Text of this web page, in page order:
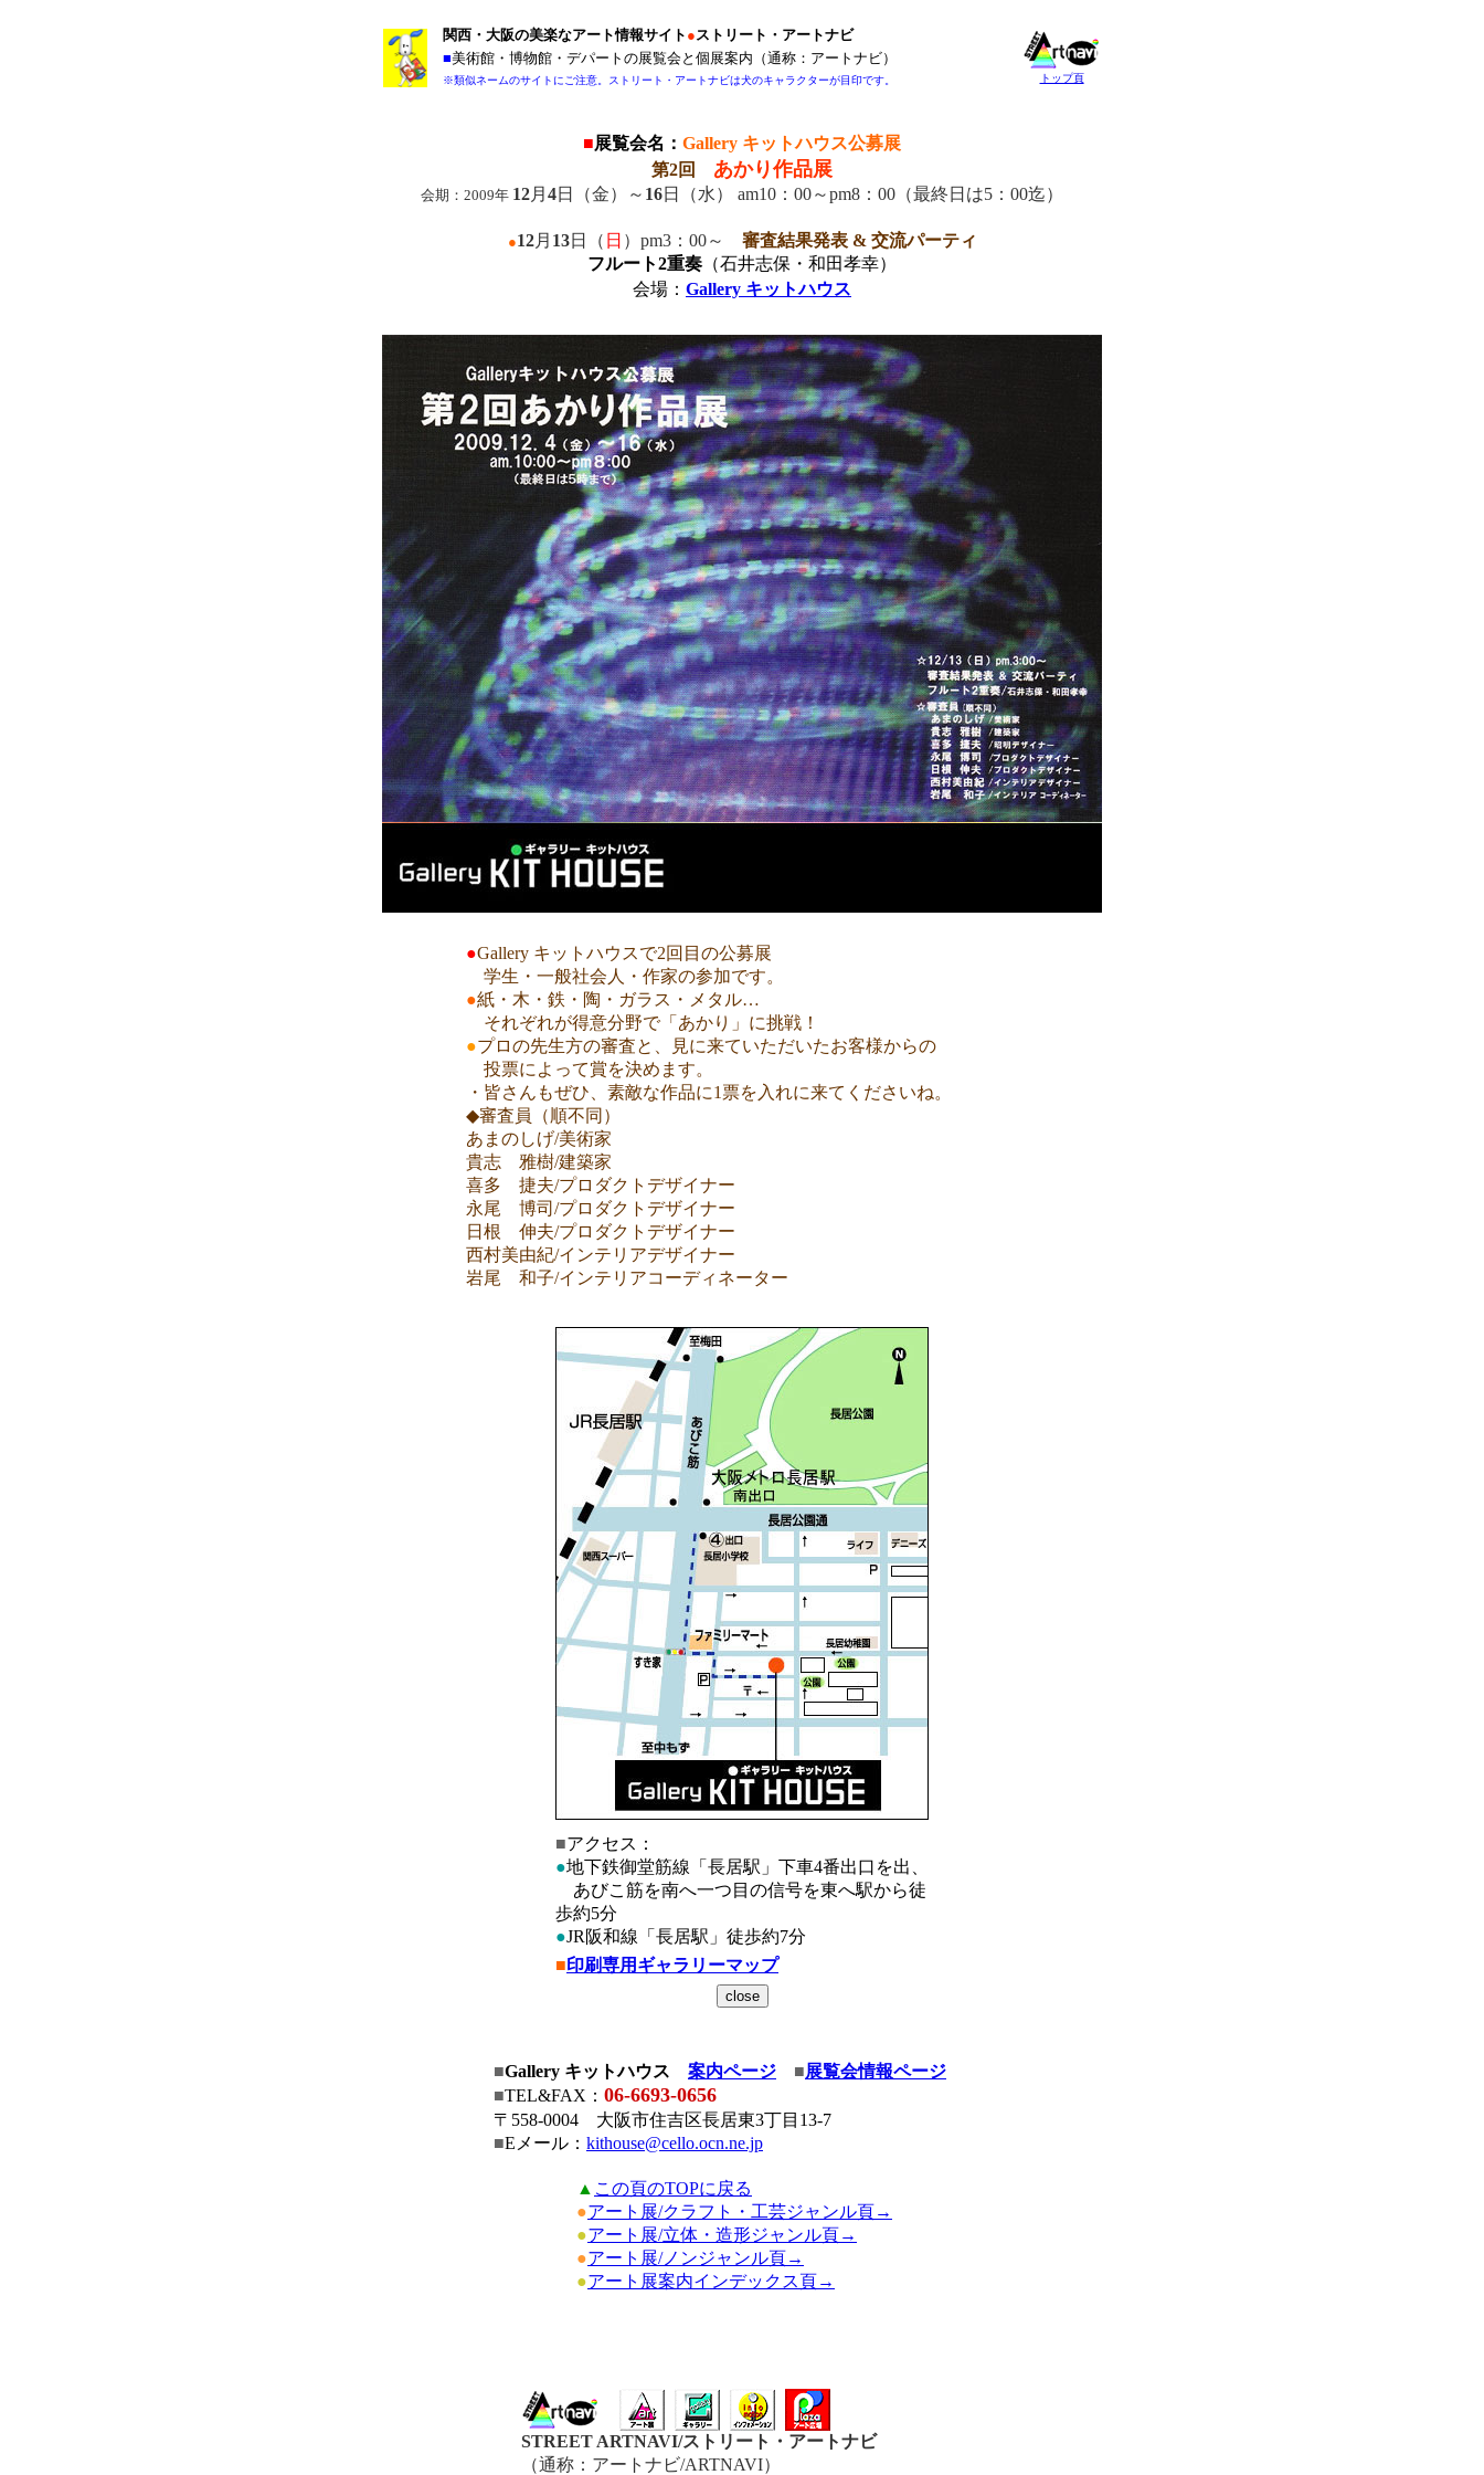
関西・大阪の美楽なアート情報サイト ●ストリート・アートナビ
■美術館・博物館・デパートの展覧会と個展案内（通称：アートナビ）
※類似ネームのサイトにご注意。ストリート・アートナビは犬のキャラクターが目印です。 トップ頁
■展覧会名： Gallery キットハウス公募展
第2回
あかり作品展
会期：2009年 12月 4日（金）～ 16日（水） am10：00～pm8：00（最終日は5：00迄）
●12月 13日（ 日 ）pm3：00～ 審査結果発表 & 交流パーティ
フルート2重奏 （石井志保・和田孝幸）
会場： Gallery キットハウス
●Gallery キットハウスで2回目の公募展
学生・一般社会人・作家の参加です。
●紙・木・鉄・陶・ガラス・メタル…
それぞれが得意分野で「あかり」に挑戦！
●プロの先生方の審査と、見に来ていただいたお客様からの
投票によって賞を決めます。
・皆さんもぜひ、素敵な作品に1票を入れに来てくださいね。
◆審査員（順不同）
あまのしげ/美術家
貴志 雅樹/建築家
喜多 捷夫/プロダクトデザイナー
永尾 博司/プロダクトデザイナー
日根 伸夫/プロダクトデザイナー
西村美由紀/インテリアデザイナー
岩尾 和子/インテリアコーディネーター
■アクセス：
●地下鉄御堂筋線「長居駅」下車4番出口を出、
あびこ筋を南へ一つ目の信号を東へ駅から徒
歩約5分
●JR阪和線「長居駅」徒歩約7分
■印刷専用ギャラリーマップ
■Gallery キットハウス 案内ページ ■展覧会情報ページ
■TEL&FAX： 06-6693-0656
〒558-0004 大阪市住吉区長居東3丁目13-7
■Eメール： kithouse@cello.ocn.ne.jp
▲ この頁のTOPに戻る
●アート展/クラフト・工芸ジャンル頁→
●アート展/立体・造形ジャンル頁→
●アート展/ノンジャンル頁→
●アート展案内インデックス頁→
STREET ARTNAVI/ストリート・アートナビ
（通称：アートナビ/ARTNAVI）